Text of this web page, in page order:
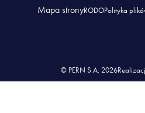
Mapa stronyRODOPolityka
© PERN S.A. 2026